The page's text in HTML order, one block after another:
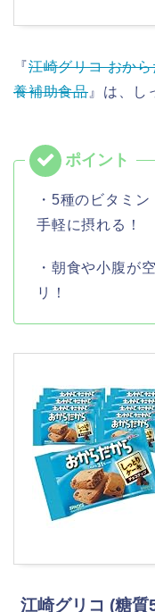
『江崎グリコ おか
養補助食品 』は、し
・5種のビタミ
手軽に摂れる！
・朝食や小腹が
リ！
江崎グリコ (糖